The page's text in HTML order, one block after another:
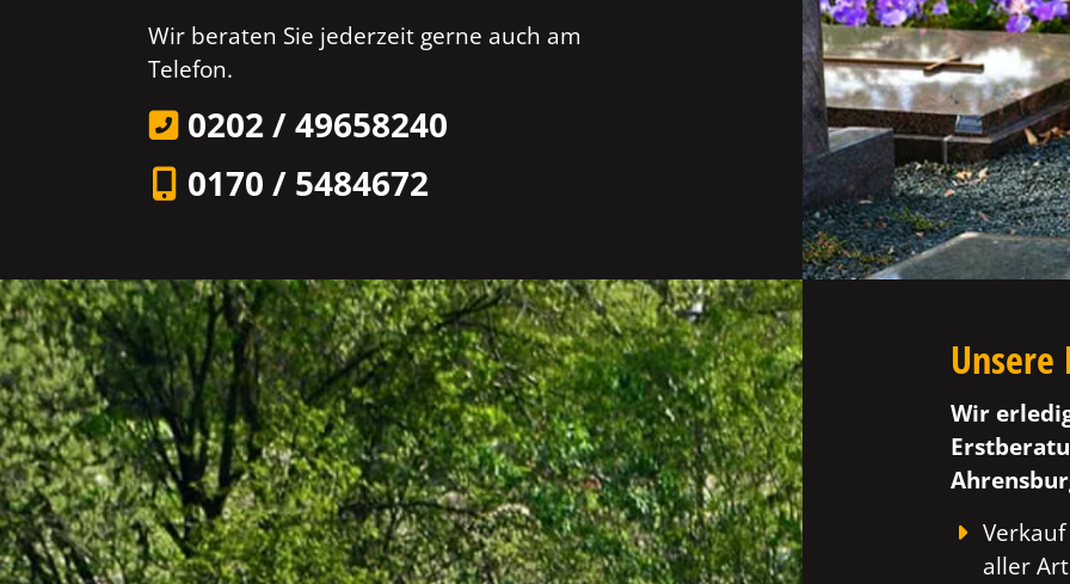
Wir beraten Sie jederzeit gerne auch am
Telefon.
0202 / 49658240
0170 / 5484672
Unsere
Wir
aller Art